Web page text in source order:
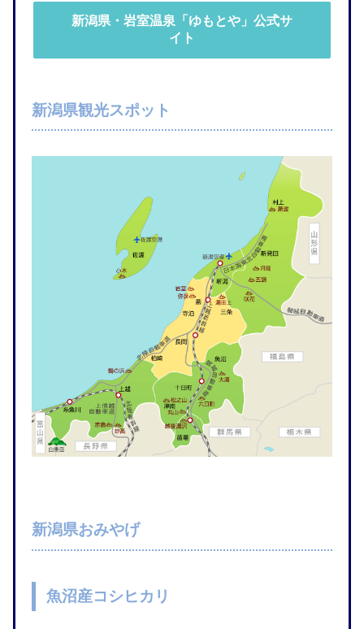
新潟県・岩室温泉「ゆもとや」公式サ
イト
新潟県観光スポット
新潟県おみやげ
魚沼産コシヒカリ